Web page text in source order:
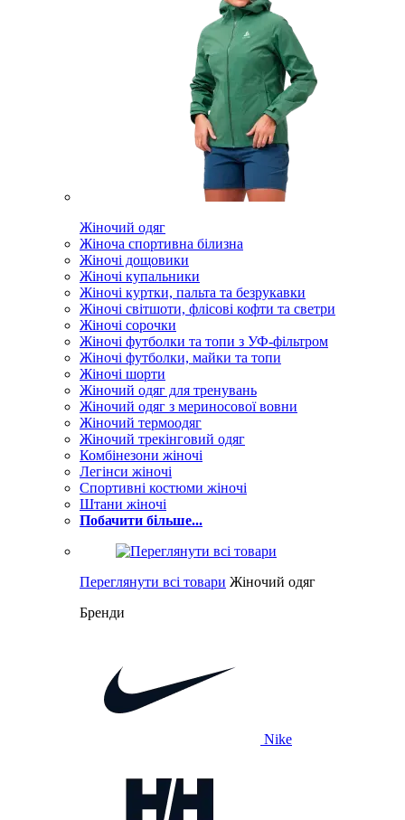
Жіночий одяг
Жіноча спортивна білизна
Жіночі дощовики
Жіночі купальники
Жіночі куртки, пальта та безрукавки
Жіночі світшоти, флісові кофти та светри
Жіночі сорочки
Жіночі футболки та топи з УФ-фільтром
Жіночі футболки, майки та топи
Жіночі шорти
Жіночий одяг для тренувань
Жіночий одяг з мериносової вовни
Жіночий термоодяг
Жіночий трекінговий одяг
Комбінезони жіночі
Легінси жіночі
Спортивні костюми жіночі
Штани жіночі
Побачити більше...
Переглянути всі товари Жіночий одяг
Бренди
Nike